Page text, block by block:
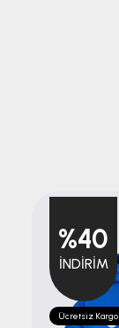
%40
İNDIRIM
Ücretsiz Kargo